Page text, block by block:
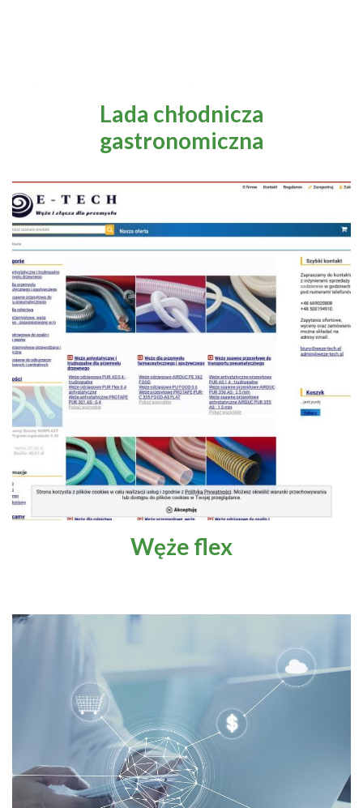
Lada chłodnicza
gastronomiczna
Węże flex